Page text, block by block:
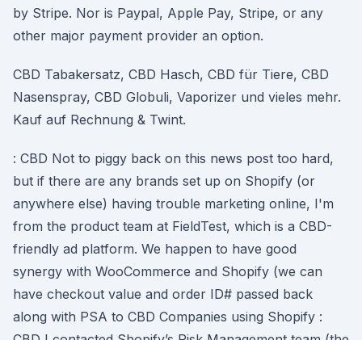
by Stripe. Nor is Paypal, Apple Pay, Stripe, or any
other major payment provider an option.
CBD Tabakersatz, CBD Hasch, CBD für Tiere, CBD
Nasenspray, CBD Globuli, Vaporizer und vieles mehr.
Kauf auf Rechnung & Twint.
: CBD Not to piggy back on this news post too hard,
but if there are any brands set up on Shopify (or
anywhere else) having trouble marketing online, I'm
from the product team at FieldTest, which is a CBD-
friendly ad platform. We happen to have good
synergy with WooCommerce and Shopify (we can
have checkout value and order ID# passed back
along with PSA to CBD Companies using Shopify :